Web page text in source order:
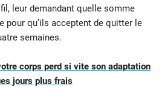
leur demandant quelle somme
pour qu’ils acceptent de quitter le
semaines.
corps perd si vite son adaptation
jours plus frais